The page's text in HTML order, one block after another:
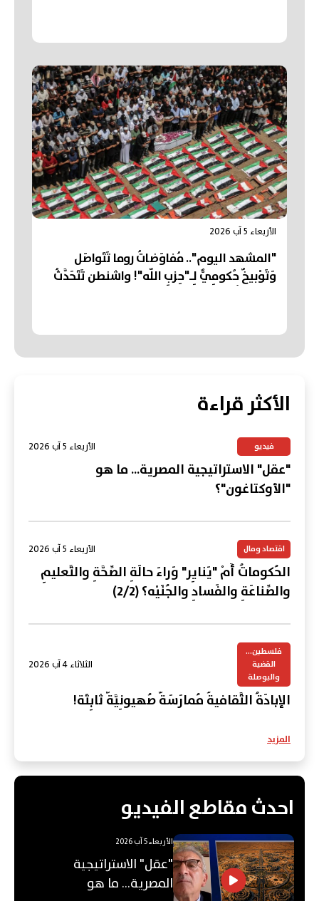
الأربعاء 5 آب 2026
"المشهد اليوم".. مُفاوَضاتُ روما تَتَواصَل
وَتَوْبيخٌ حُكومِيٌّ لِـ"حِزبِ اللّه"! واشنطن تَتَحَدَّثُ
الأكثر قراءة
فيديو الأربعاء 5 آب 2026
"عقل" الاستراتيجية المصرية... ما هو
"الأوكتاغون"؟
اقتصاد ومال الأربعاء 5 آب 2026
الحُكوماتُ أَمْ "يَنايِر" وَراءَ حالَةِ الصِّحَّةِ والتَّعليمِ
والصِّناعَةِ والفَسادِ والجُنَيْه؟ (2/2)
فلسطين...
القضية
والبوصلة
الثلاثاء 4 آب 2026
الإبادَةُ الثَّقافيةُ مُمارَسَةٌ صُهيونِيَّةٌ ثابِتَة!
المزيد
احدث مقاطع الفيديو
الأربعاء 5 آب 2026
"عقل" الاستراتيجية
المصرية... ما هو